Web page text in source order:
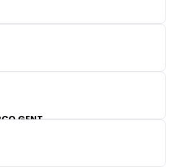
/ CARA
GENT